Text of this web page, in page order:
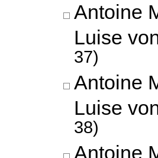
Antoine
Luise
37)
Antoine
Luise
38)
Antoine